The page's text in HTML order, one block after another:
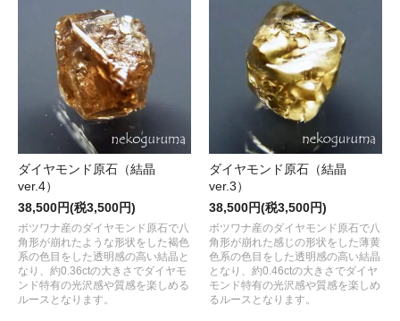
ダイヤモンド原石（結晶
ver.4）
38,500円(税3,500円)
ボツワナ産のダイヤモンド原石で八
角形が崩れたような形状をした褐色
系の色目をした透明感の高い結晶と
なり、約0.36ctの大きさでダイヤモ
ンド特有の光沢感や質感を楽しめる
ルースとなります。
ダイヤモンド原石（結晶
ver.3）
38,500円(税3,500円)
ボツワナ産のダイヤモンド原石で八
角形が崩れた感じの形状をした薄黄
色系の色目をした透明感の高い結晶
となり、約0.46ctの大きさでダイヤ
モンド特有の光沢感や質感を楽しめ
るルースとなります。